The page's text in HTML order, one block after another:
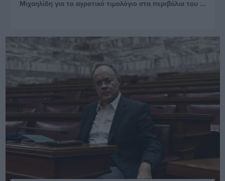
Μιχαηλίδη για το αγροτικό τιμολόγιο στα περιβόλια του ...